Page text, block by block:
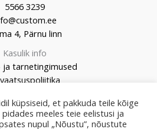
5566 3239
4, Pärnu linn
Kasulik info
ja tarnetingimused
küpsiseid, et pakkuda teile kõige
meeles teie eelistusi ja
nupul „Nõustu”, nõustute